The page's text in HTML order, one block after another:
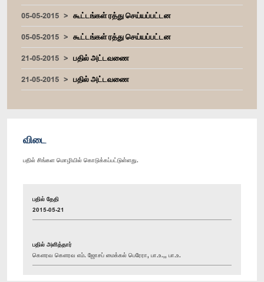
05-05-2015
கூட்டங்கள் ரத்து செய்யப்பட்டன
05-05-2015
கூட்டங்கள் ரத்து செய்யப்பட்டன
21-05-2015
பதில் அட்டவணை
21-05-2015
பதில் அட்டவணை
விடை
பதில் சிங்கள மொழியில் கொடுக்கப்பட்டுள்ளது.
பதில் தேதி
2015-05-21
பதில் அளித்தார்
கௌரவ கௌரவ எம். ஜோசப் மைக்கல் பெரேரா, பா.உ.,, பா.உ.